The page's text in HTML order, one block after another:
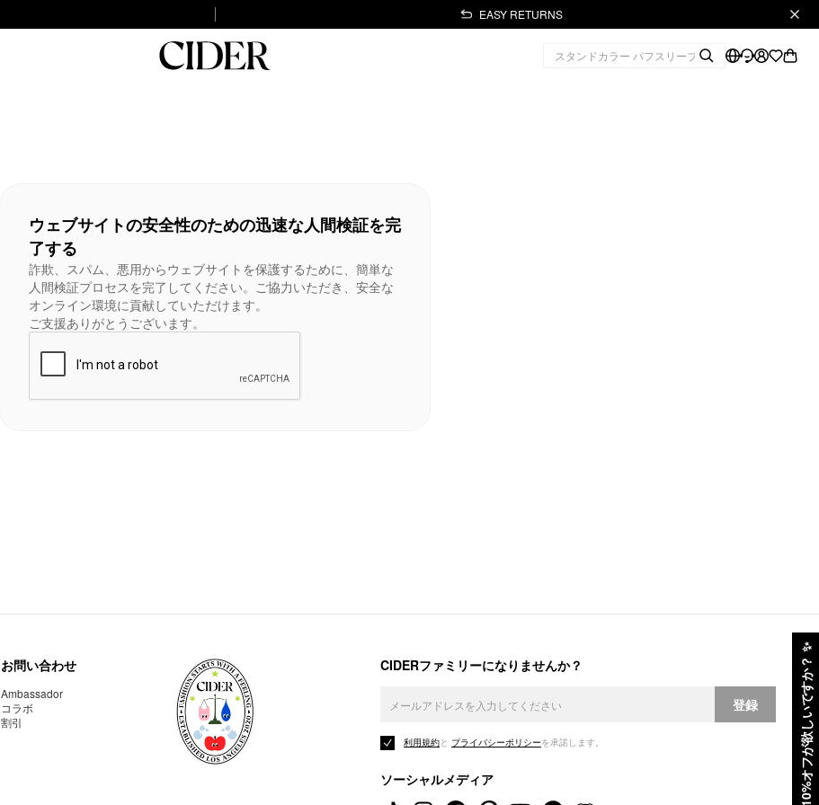
EASY RETURNS
10%オフが欲しいですか？
✨
ウェブサイトの安全性のための迅速な人間検証を完
了する
詐欺、スパム、悪用からウェブサイトを保護するために、簡単な
人間検証プロセスを完了してください。ご協力いただき、安全な
オンライン環境に貢献していただけます。
ご支援ありがとうございます。
お問い合わせ
Ambassador
コラボ
割引
CIDERファミリーになりませんか？
登録
利用規約と プライバシーポリシーを承諾します。
ソーシャルメディア